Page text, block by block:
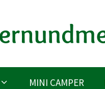
MINI CAMPER